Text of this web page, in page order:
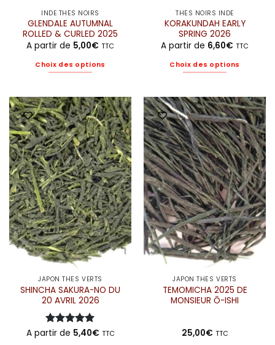
INDE THÉS NOIRS
GLENDALE AUTUMNAL
ROLLED & CURLED 2025
A partir de 5,00€ TTC
Choix des options
a
plusieurs
variations.
Les
options
peuvent
être
choisies
sur
la
page
du
produit
THÉS NOIRS INDE
KORAKUNDAH EARLY
SPRING 2026
A partir de 6,60€ TTC
Choix des options
a
plusieurs
variations.
Les
options
peuvent
être
choisies
sur
la
page
du
produit
JAPON THÉS VERTS
SHINCHA SAKURA-NO DU
20 AVRIL 2026
Note5sur
A partir de 5,40€ TTC
JAPON THÉS VERTS
TEMOMICHA 2025 DE
MONSIEUR Ō-ISHI
25,00€ TTC